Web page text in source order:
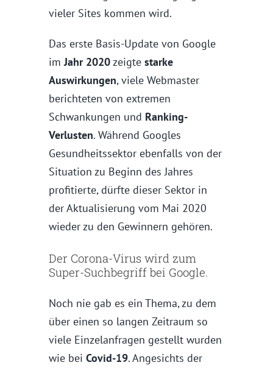
vieler Sites kommen wird.
Das erste Basis-Update von Google
imJahr 2020zeigte starke
Auswirkungen, viele Webmaster
berichteten von extremen
Schwankungen und Ranking-
Verlusten. Während Googles
Gesundheitssektor ebenfalls von der
Situation zu Beginn des Jahres
profitierte, dürfte dieser Sektor in
der Aktualisierung vom Mai 2020
wieder zu den Gewinnern gehören.
Der Corona-Virus wird zum
Super-Suchbegriff bei Google.
Noch nie gab es ein Thema, zu dem
über einen so langen Zeitraum so
viele Einzelanfragen gestellt wurden
wie bei Covid-19. Angesichts der